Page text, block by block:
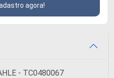
agora!
- TC0480067